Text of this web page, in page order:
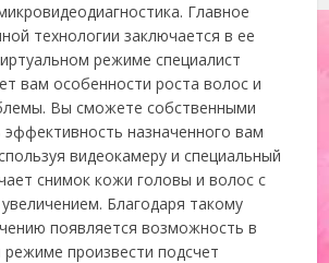
Главное
технологии заключается в ее
режиме специалист
вам особенности роста волос и
Вы сможете собственными
эффективность назначенного вам
видеокамеру и специальный
снимок кожи головы и волос с
Благодаря такому
появляется возможность в
произвести подсчет